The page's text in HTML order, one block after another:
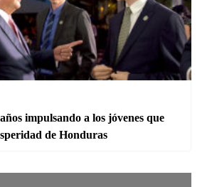
impulsando a los jóvenes que
de Honduras